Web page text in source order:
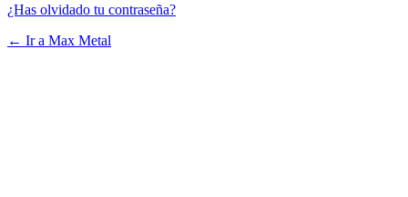
¿Has olvidado tu contraseña?
← Ir a Max Metal